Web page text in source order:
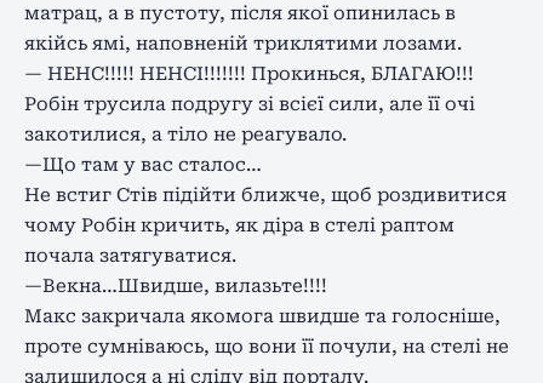
матрац, а в пустоту, після якої опинилась в
якійсь ямі, наповненій триклятими лозами.
— НЕНС!!!!! НЕНСІ!!!!!!! Прокинься, БЛАГАЮ!!!
Робін трусила подругу зі всієї сили, але її очі
закотилися, а тіло не реагувало.
—Що там у вас сталос…
Не встиг Стів підійти ближче, щоб роздивитися
чому Робін кричить, як діра в стелі раптом
почала затягуватися.
—Векна…Швидше, вилазьте!!!!
Макс закричала якомога швидше та голосніше,
проте сумніваюсь, що вони її почули, на стелі не
залишилося а ні сліду від порталу.